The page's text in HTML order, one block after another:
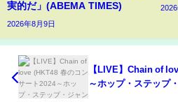
実的だ」(ABEMA TIMES)
2026年8月9日
【LIVE】Chain of love (HKT48 春のコンサート
～ホップ・ステップ